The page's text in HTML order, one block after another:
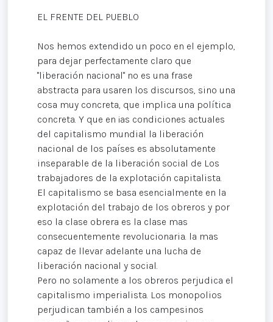
EL FRENTE DEL PUEBLO
Nos hemos extendido un poco en el ejemplo,
para dejar perfectamente claro que
"liberación nacional" no es una frase
abstracta para usaren los discursos, sino una
cosa muy concreta, que implica una política
concreta. Y que en ¡as condiciones actuales
del capitalismo mundial la liberación
nacional de los países es absolutamente
inseparable de la liberación social de Los
trabajadores de la explotación capitalista.
El capitalismo se basa esencialmente en la
explotación del trabajo de los obreros y por
eso la clase obrera es la clase mas
consecuentemente revolucionaria. la mas
capaz de llevar adelante una lucha de
liberación nacional y social.
Pero no solamente a los obreros perjudica el
capitalismo imperialista. Los monopolios
perjudican también a los campesinos